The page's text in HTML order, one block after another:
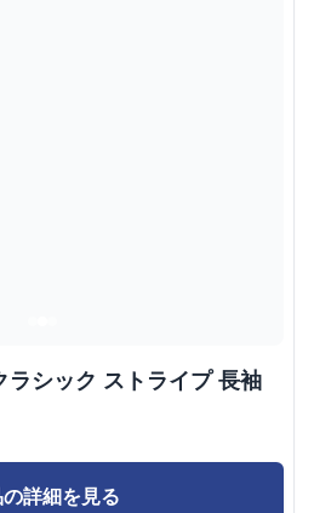
ラシック ストライプ 長袖
詳細を見る